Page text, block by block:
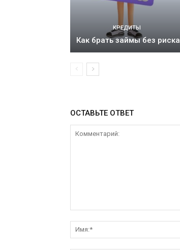
КРЕДИТЫ
Как брать займы без риска
ОСТАВЬТЕ ОТВЕТ